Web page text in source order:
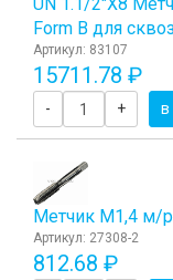
Form B для
Артикул: 83107
15711.78 ₽
- + в
Метчик М1,4 м/
Артикул: 27308-2
812.68 ₽